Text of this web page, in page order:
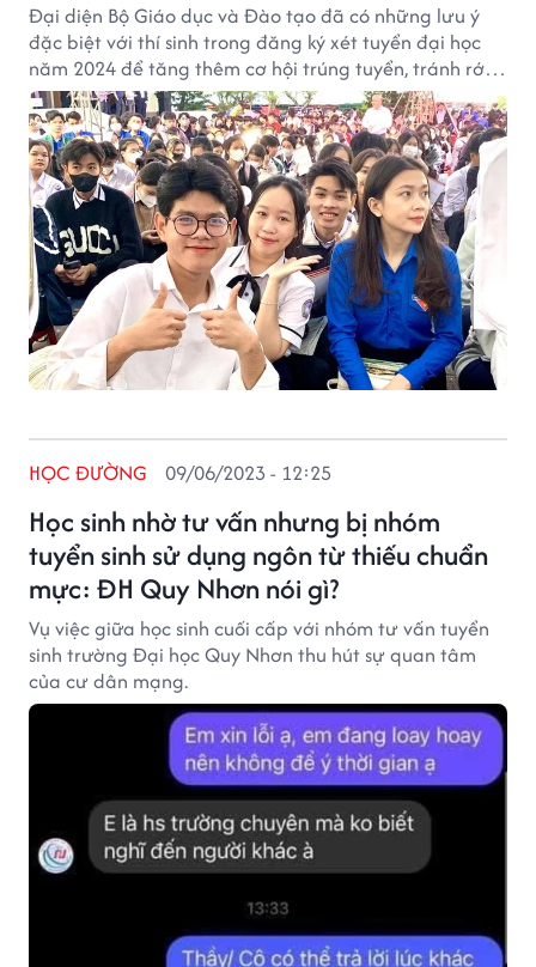
Đại diện Bộ Giáo dục và Đào tạo đã có những lưu ý
đặc biệt với thí sinh trong đăng ký xét tuyển đại học
năm 2024 để tăng thêm cơ hội trúng tuyển, tránh rớt
oan.
Học sinh nhờ tư vấn nhưng bị nhóm
tuyển sinh sử dụng ngôn từ thiếu chuẩn
mực: ĐH Quy Nhơn nói gì?
HỌC ĐƯỜNG 09/06/2023 - 12:25
Vụ việc giữa học sinh cuối cấp với nhóm tư vấn tuyển
sinh trường Đại học Quy Nhơn thu hút sự quan tâm
của cư dân mạng.